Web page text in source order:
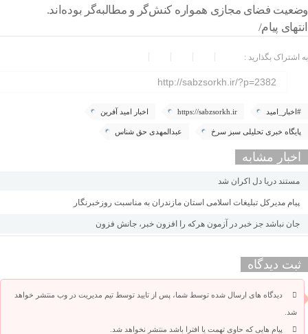
وضعیت فضای مجازی همواره کنش‌گر و مطالبه‌گر بوده‌اند.
انتهای پیام/
به اشتراک بگذارید :
http://sabzsorkh.ir/?p=2382
#اخبار_امید https://sabzsorkh.ir اخبار امید آفرین
پایگاه خبری تحلیلی سبز سرخ عبدالمهدی حق شناس
اخبار مشابه
مستند دریا دل اکران شد
پیام مدیرکل تبلیغات اسلامی استان مازندران به مناسبت روزخبرنگار
جان نباشد جز خبر در آزمون هرکه را افزون خبر، جانش فزون
ثبت دیدگاه
دیدگاه های ارسال شده توسط شما، پس از تایید توسط تیم مدیریت در وب منتشر خواهد
شد.
پیام هایی که حاوی تهمت یا افترا باشد منتشر نخواهد شد.